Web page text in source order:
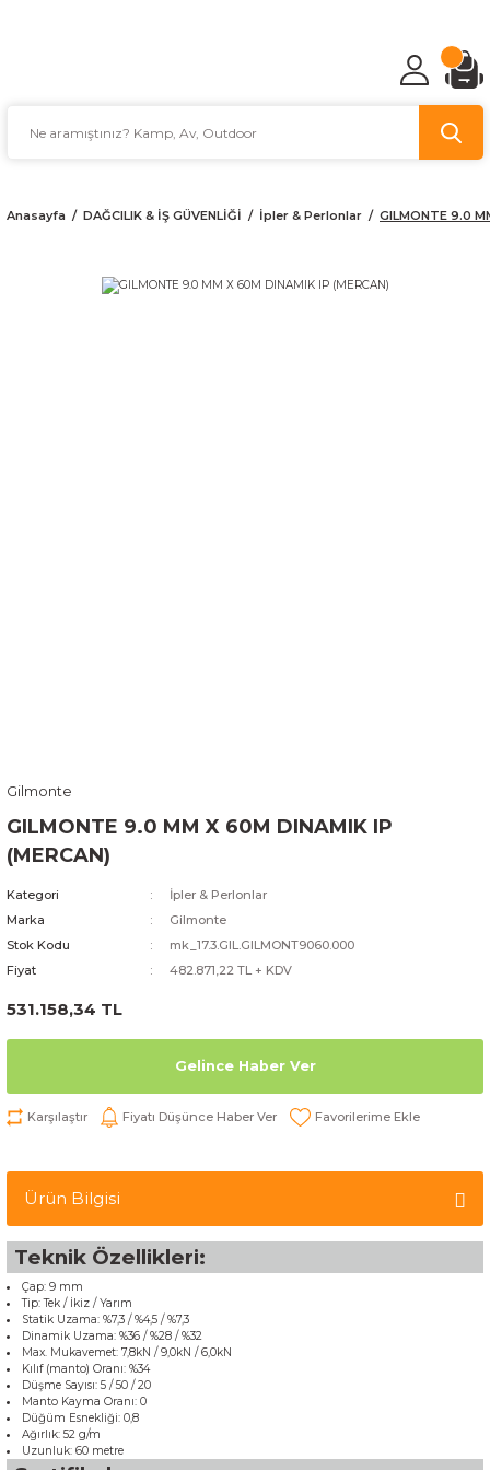
Anasayfa DAĞCILIK & İŞ GÜVENLİĞİ İpler & Perlonlar GILMONTE 9.0
Gilmonte
GILMONTE 9.0 MM X 60M DINAMIK IP
(MERCAN)
Kategori
İpler & Perlonlar
Marka
Gilmonte
Stok Kodu
mk_17.3.GIL.GILMONT9060.000
Fiyat
482.871,22 TL + KDV
531.158,34 TL
Gelince Haber Ver
Karşılaştır Fiyatı Düşünce Haber Ver
Ürün Bilgisi
Teknik Özellikleri:
Çap: 9 mm
Tip: Tek / İkiz / Yarım
Statik Uzama: %7,3 / %4,5 / %7,3
Dinamik Uzama: %36 / %28 / %32
Max. Mukavemet: 7,8kN / 9,0kN / 6,0kN
Kılıf (manto) Oranı: %34
Düşme Sayısı: 5 / 50 / 20
Manto Kayma Oranı: 0
Düğüm Esnekliği: 0,8
Ağırlık: 52 g/m
Uzunluk: 60 metre